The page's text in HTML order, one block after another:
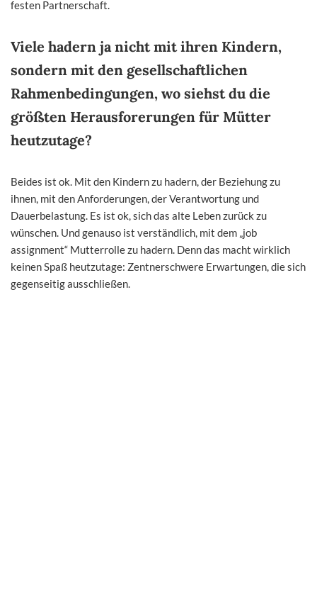
festen Partnerschaft.
Viele hadern ja nicht mit ihren Kindern,
sondern mit den gesellschaftlichen
Rahmenbedingungen, wo siehst du die
größten Herausforerungen für Mütter
heutzutage?
Beides ist ok. Mit den Kindern zu hadern, der Beziehung zu
ihnen, mit den Anforderungen, der Verantwortung und
Dauerbelastung. Es ist ok, sich das alte Leben zurück zu
wünschen. Und genauso ist verständlich, mit dem „job
assignment“ Mutterrolle zu hadern. Denn das macht wirklich
keinen Spaß heutzutage: Zentnerschwere Erwartungen, die sich
gegenseitig ausschließen.